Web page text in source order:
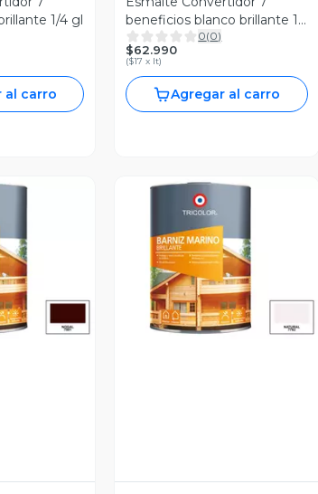
1/4 gl
al carro
beneficios blanco brillante 1
gl
0(0)
$62.990
($17 x lt)
Agregar al carro
Vista Previa